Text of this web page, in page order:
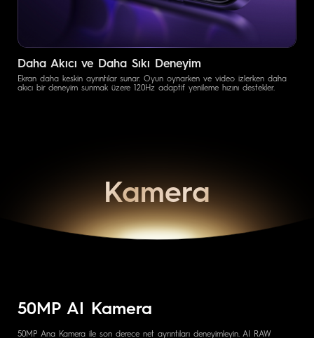
Daha Akıcı ve Daha Sıkı Deneyim
Ekran daha keskin ayrıntılar sunar. Oyun oynarken ve video izlerken daha
akıcı bir deneyim sunmak üzere 120Hz adaptif yenileme hızını destekler.
Kamera
50MP AI Kamera
50MP Ana Kamera ile son derece net ayrıntıları deneyimleyin. AI RAW